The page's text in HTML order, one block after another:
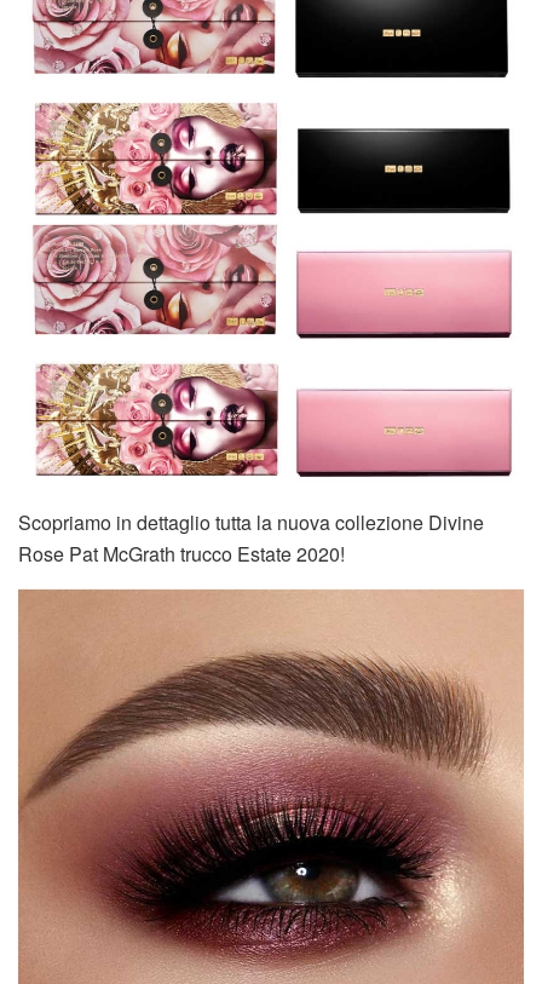
Scopriamo in dettaglio tutta la nuova collezione Divine
Rose Pat McGrath trucco Estate 2020!